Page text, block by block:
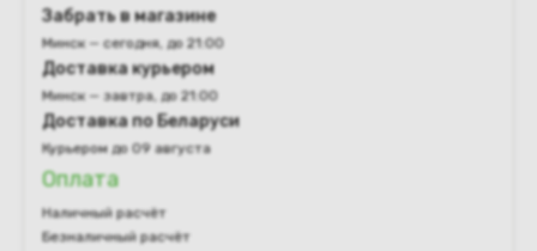
Забрать в магазине
Минск — сегодня, до 21:00
Доставка курьером
Минск — завтра, до 21:00
Доставка по Беларуси
Курьером до 09 августа
Оплата
Наличный расчёт
Безналичный расчёт